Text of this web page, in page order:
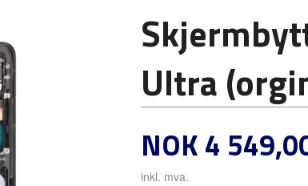
Ultra
Pris
NOK4
inkl. mva.